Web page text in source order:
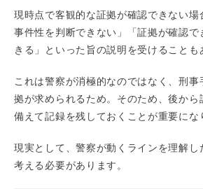
現時点で客観的な証拠が確認できない場
事件性を判断できない」「証拠が確認で
きる」といった旨の説明を受けることも
これは警察が消極的なのではなく、刑事
拠が求められるため。そのため、後から
備えて記録を残しておくことが重要にな
現実として、警察が動くラインを理解し
考える必要があります。